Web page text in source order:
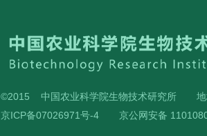
©2015 中国农业科学院生物技术研究所
京ICP备07026971号-4
京公网安备